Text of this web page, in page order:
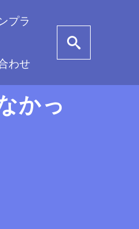
プラ
わせ
かっ